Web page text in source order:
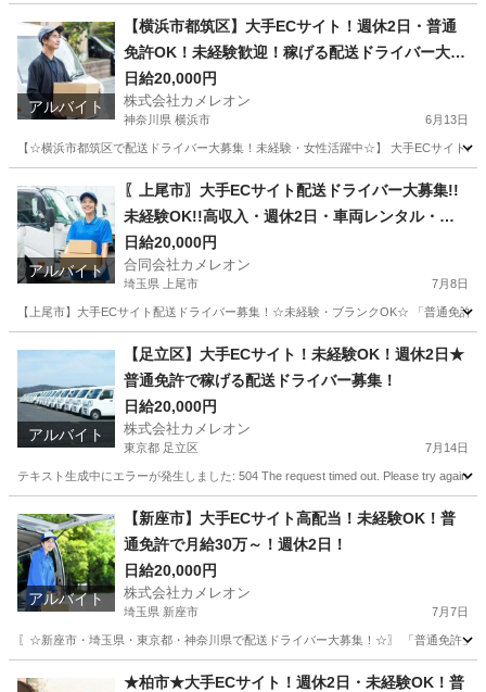
ドライバー 積み込み
アルバイト
【横浜市都筑区】大手ECサイト！週休2日・普通
免許OK！未経験歓迎！稼げる配送ドライバー大募
集！
日給20,000円
株式会社カメレオン
神奈川県 横浜市 6月13日
【☆横浜市都筑区で配送ドライバー大募集！未経験・女性活躍中☆】 大手ECサイト
ドライバー 積み込み
アルバイト
〖上尾市〗大手ECサイト配送ドライバー大募集!!
未経験OK!!高収入・週休2日・車両レンタル・独
立支
日給20,000円
合同会社カメレオン
埼玉県 上尾市 7月8日
【上尾市】大手ECサイト配送ドライバー募集！☆未経験・ブランクOK☆ 「普通免許
ドライバー 積み込み
アルバイト
【足立区】大手ECサイト！未経験OK！週休2日★
普通免許で稼げる配送ドライバー募集！
日給20,000円
株式会社カメレオン
東京都 足立区 7月14日
テキスト生成中にエラーが発生しました: 504 The request timed out. Please try
ドライバー 積み込み
アルバイト
【新座市】大手ECサイト高配当！未経験OK！普
通免許で月給30万～！週休2日！
日給20,000円
株式会社カメレオン
埼玉県 新座市 7月7日
〖☆新座市・埼玉県・東京都・神奈川県で配送ドライバー大募集！☆〗 「普通免許」
ドライバー 積み込み
★柏市★大手ECサイト！週休2日・未経験OK！普